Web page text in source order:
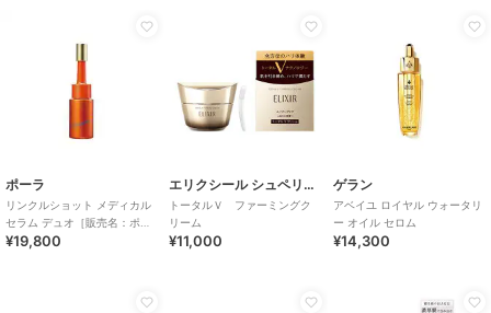
ポーラ
リンクルショット メディカル
セラム デュオ［販売名：ポー
ラ リンクルシ
¥19,800
エリクシール シュペリエル
トータルＶ ファーミングク
リーム
¥11,000
ゲラン
アベイユ ロイヤル ウォータリ
ー オイル セロム
¥14,300